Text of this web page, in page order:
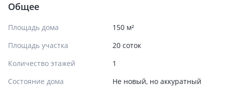
Общее
Площадь дома
150 м²
Площадь участка
20 соток
Количество этажей
1
Состояние дома
Не новый, но аккуратный